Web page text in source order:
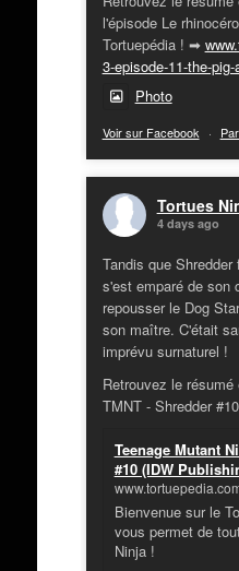
l'épisode Le
Tortuepédia ! ➡
3-episode-11-the-
Photo
Voir sur Facebook ·
Tortues
4 days ago
Tandis que
s'est emparé de son
repousser le Dog
son maître. C'était
imprévu surnaturel !
Retrouvez le
TMNT - Shredder
Teenage Mutant
#10 (IDW
Bienvenue sur le
vous permet de
Ninja !